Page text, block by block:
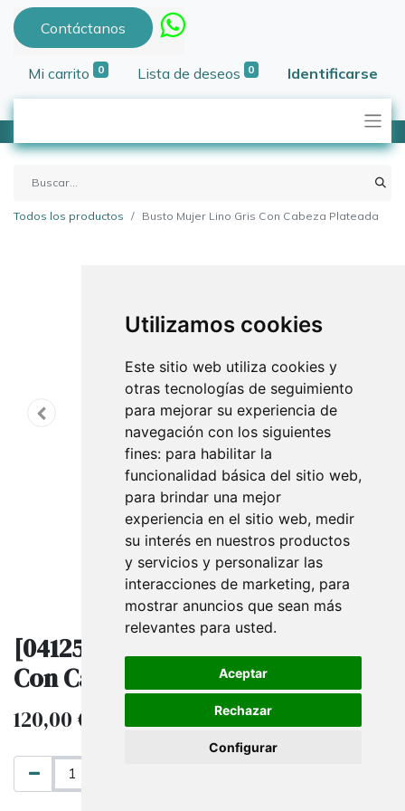
Utilizamos cookies
Este sitio web utiliza cookies y
otras tecnologías de seguimiento
para mejorar su experiencia de
navegación con los siguientes
fines: para habilitar la
funcionalidad básica del sitio web,
para brindar una mejor
experiencia en el sitio web, medir
su interés en nuestros productos
y servicios y personalizar las
interacciones de marketing, para
mostrar anuncios que sean más
relevantes para usted.
Aceptar
Rechazar
Configurar
Contáctanos
Mi carrito 0 Lista de deseos 0 Identificarse
Todos los productos Busto Mujer Lino Gris Con Cabeza Plateada
[041254] Busto Mujer Lino Gris
Con Cabeza Plateada
120,00€ IVA excluido